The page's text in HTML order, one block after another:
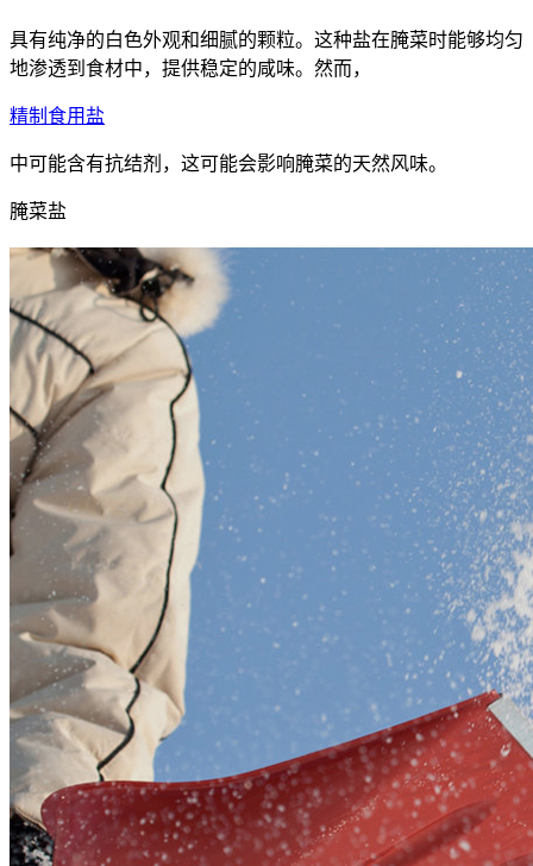
具有纯净的白色外观和细腻的颗粒。这种盐在腌菜时能够均匀
地渗透到食材中，提供稳定的咸味。然而，
精制食用盐
中可能含有抗结剂，这可能会影响腌菜的天然风味。
腌菜盐